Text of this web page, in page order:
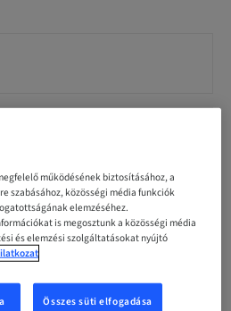
működésének biztosításához, a
szabásához, közösségi média funkciók
elemzéséhez.
is megosztunk a közösségi média
és elemzési szolgáltatásokat nyújtó
Összes süti elfogadása